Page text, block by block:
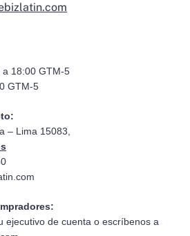
a 18:00 GTM-5
GTM-5
– Lima 15083,
ejecutivo de cuenta o escríbenos a